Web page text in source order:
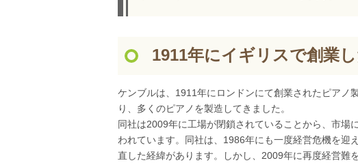
1911年にイギリスで創業
ケンブルは、1911年にロンドンにて創業されたピアノ
り、多くのピアノを製造してきました。
同社は2009年に工場が閉鎖されていることから、市場
われています。同社は、1986年にも一度経営危機を迎
直した経緯があります。しかし、2009年に再度経営難